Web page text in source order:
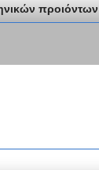
προιόντων